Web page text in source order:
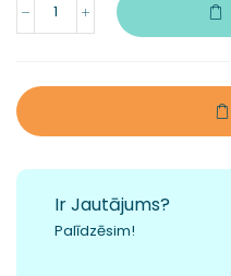
Ir Jautājums?
Palīdzēsim!